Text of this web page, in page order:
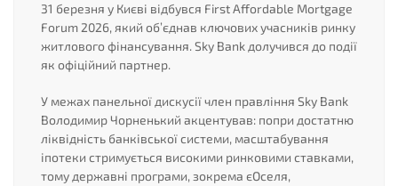
31 березня у Києві відбувся First Affordable Mortgage
Forum 2026, який об’єднав ключових учасників ринку
житлового фінансування. Sky Bank долучився до події
як офіційний партнер.
У межах панельної дискусії член правління Sky Bank
Володимир Чорненький акцентував: попри достатню
ліквідність банківської системи, масштабування
іпотеки стримується високими ринковими ставками,
тому державні програми, зокрема єОселя,